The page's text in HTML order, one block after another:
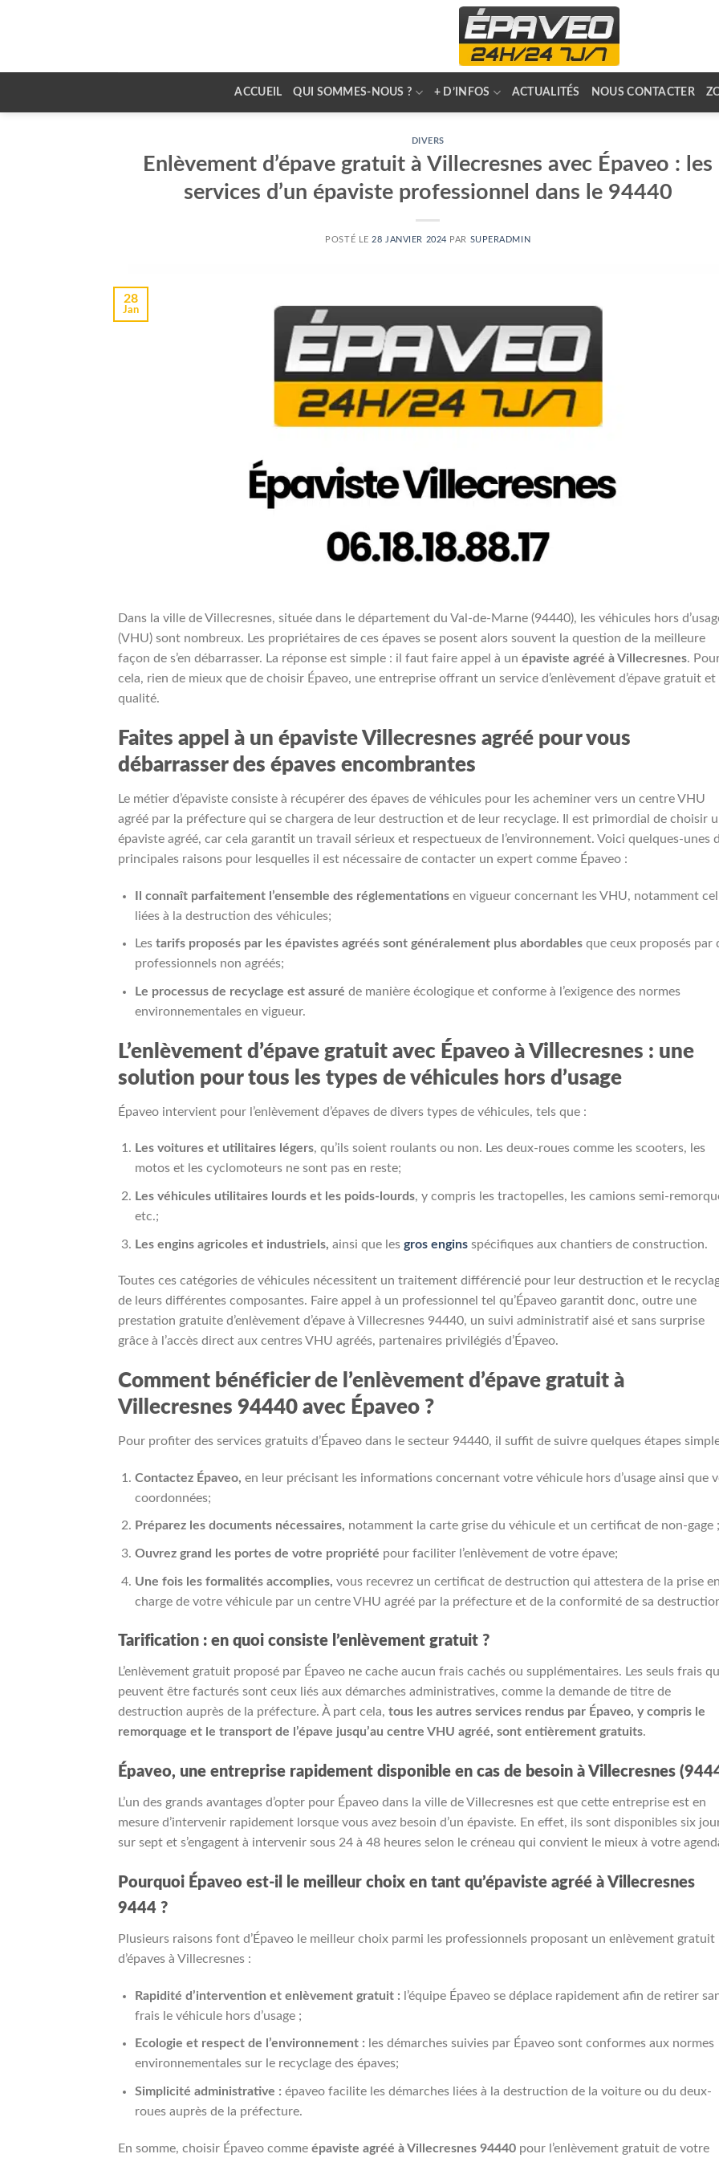
ACCUEIL QUI SOMMES-NOUS ? + D’INFOS ACTUALITÉS NOUS CONTACTER
DIVERS
Enlèvement d’épave gratuit à Villecresnes avec Épaveo : les
services d’un épaviste professionnel dans le 94440
POSTÉ LE 28 JANVIER 2024 PAR SUPERADMIN
28
Jan
Dans la ville de Villecresnes, située dans le département du Val-de-Marne (94440), les véhicules hors
(VHU) sont nombreux. Les propriétaires de ces épaves se posent alors souvent la question de la meilleure
façon de s’en débarrasser. La réponse est simple : il faut faire appel à un épaviste agréé à Villecresnes.
cela, rien de mieux que de choisir Épaveo, une entreprise offrant un service d’enlèvement d’épave gratuit et
qualité.
Faites appel à un épaviste Villecresnes agréé pour vous
débarrasser des épaves encombrantes
Le métier d’épaviste consiste à récupérer des épaves de véhicules pour les acheminer vers un centre VHU
agréé par la préfecture qui se chargera de leur destruction et de leur recyclage. Il est primordial de choisir
épaviste agréé, car cela garantit un travail sérieux et respectueux de l’environnement. Voici quelques-unes
principales raisons pour lesquelles il est nécessaire de contacter un expert comme Épaveo :
Il connaît parfaitement l’ensemble des réglementationsen vigueur concernant les VHU, notamment
liées à la destruction des véhicules;
Les tarifs proposés par les épavistes agréés sont généralement plus abordablesque ceux proposés par
professionnels non agréés;
Le processus de recyclage est assuré de manière écologique et conforme à l’exigence des normes
environnementales en vigueur.
L’enlèvement d’épave gratuit avec Épaveo à Villecresnes : une
solution pour tous les types de véhicules hors d’usage
Épaveo intervient pour l’enlèvement d’épaves de divers types de véhicules, tels que :
Les voitures et utilitaires légers, qu’ils soient roulants ou non. Les deux-roues comme les scooters, les
motos et les cyclomoteurs ne sont pas en reste;
Les véhicules utilitaires lourds et les poids-lourds, y compris les tractopelles, les camions semi-
etc.;
Les engins agricoles et industriels, ainsi que les gros enginsspécifiques aux chantiers de construction.
Toutes ces catégories de véhicules nécessitent un traitement différencié pour leur destruction et le
de leurs différentes composantes. Faire appel à un professionnel tel qu’Épaveo garantit donc, outre une
prestation gratuite d’enlèvement d’épave à Villecresnes 94440, un suivi administratif aisé et sans surprise
grâce à l’accès direct aux centres VHU agréés, partenaires privilégiés d’Épaveo.
Comment bénéficier de l’enlèvement d’épave gratuit à
Villecresnes 94440 avec Épaveo ?
Pour profiter des services gratuits d’Épaveo dans le secteur 94440, il suffit de suivre quelques étapes
Contactez Épaveo, en leur précisant les informations concernant votre véhicule hors d’usage ainsi que
coordonnées;
Préparez les documents nécessaires, notamment la carte grise du véhicule et un certificat de non-gage ;
Ouvrez grand les portes de votre propriété pour faciliter l’enlèvement de votre épave;
Une fois les formalités accomplies, vous recevrez un certificat de destruction qui attestera de la prise en
charge de votre véhicule par un centre VHU agréé par la préfecture et de la conformité de sa
Tarification : en quoi consiste l’enlèvement gratuit ?
L’enlèvement gratuit proposé par Épaveo ne cache aucun frais cachés ou supplémentaires. Les seuls frais
peuvent être facturés sont ceux liés aux démarches administratives, comme la demande de titre de
destruction auprès de la préfecture. À part cela, tous les autres services rendus par Épaveo, y compris le
remorquage et le transport de l’épave jusqu’au centre VHU agréé, sont entièrement gratuits.
Épaveo, une entreprise rapidement disponible en cas de besoin à Villecresnes
L’un des grands avantages d’opter pour Épaveo dans la ville de Villecresnes est que cette entreprise est en
mesure d’intervenir rapidement lorsque vous avez besoin d’un épaviste. En effet, ils sont disponibles six
sur sept et s’engagent à intervenir sous 24 à 48 heures selon le créneau qui convient le mieux à votre
Pourquoi Épaveo est-il le meilleur choix en tant qu’épaviste agréé à Villecresnes
9444 ?
Plusieurs raisons font d’Épaveo le meilleur choix parmi les professionnels proposant un enlèvement gratuit
d’épaves à Villecresnes :
Rapidité d’intervention et enlèvement gratuit : l’équipe Épaveo se déplace rapidement afin de retirer
frais le véhicule hors d’usage ;
Ecologie et respect de l’environnement : les démarches suivies par Épaveo sont conformes aux normes
environnementales sur le recyclage des épaves;
Simplicité administrative : épaveo facilite les démarches liées à la destruction de la voiture ou du deux-
roues auprès de la préfecture.
En somme, choisir Épaveo comme épaviste agréé à Villecresnes 94440 pour l’enlèvement gratuit de votre